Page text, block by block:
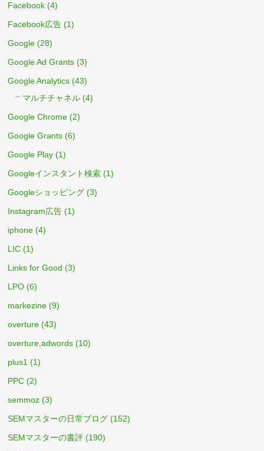
Facebook (4)
Facebook広告 (1)
Google (28)
Google Ad Grants (3)
Google Analytics (43)
マルチチャネル (4)
Google Chrome (2)
Google Grants (6)
Google Play (1)
Googleインスタント検索 (1)
Googleショッピング (3)
Instagram広告 (1)
iphone (4)
LIC (1)
Links for Good (3)
LPO (6)
markezine (9)
overture (43)
overture,adwords (10)
plus1 (1)
PPC (2)
semmoz (3)
SEMマスターの日常ブログ (152)
SEMマスターの書評 (190)